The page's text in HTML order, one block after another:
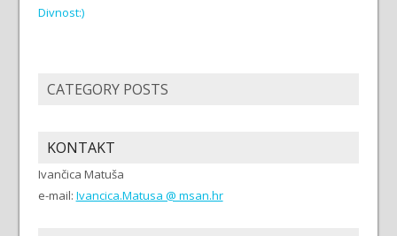
Divnost:)
CATEGORY POSTS
KONTAKT
Ivančica Matuša
e-mail: Ivancica.Matusa @ msan.hr